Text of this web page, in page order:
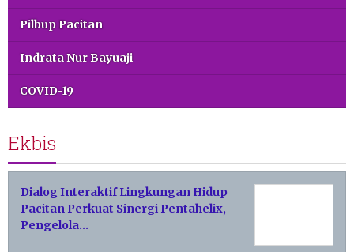
Pilbup Pacitan
Indrata Nur Bayuaji
COVID-19
Ekbis
Dialog Interaktif Lingkungan Hidup
Pacitan Perkuat Sinergi Pentahelix,
Pengelola…